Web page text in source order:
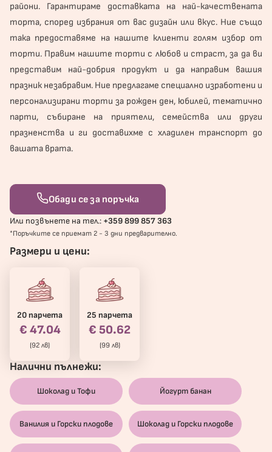
райони. Гарантираме доставката на най-качествената
торта, според избрания от вас дизайн или вкус. Ние също
така предоставяме на нашите клиенти голям избор от
торти. Правим нашите торти с любов и страст, за да ви
представим най-добрия продукт и да направим вашия
празник незабравим. Ние предлагаме специално изработени и
персонализирани торти за рожден ден, юбилей, тематично
парти, събиране на приятели, семейства или други
празненства и ги доставихме с хладилен транспорт до
вашата врата.
Обади се за поръчка
Или позвънете на тел.: +359 899 857 363
*Поръчките се приемат 2 - 3 дни предварително.
Размери и цени:
20 парчета
€ 47.04
(92 лв)
25 парчета
€ 50.62
(99 лв)
Налични пълнежи:
Шоколад и Тофи Йогурт банан
Ванилия и Горски плодове Шоколад и Горски плодове